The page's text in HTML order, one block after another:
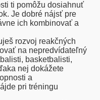
ti pomôžu dosiahnuť
Je dobré nájsť pre
ich kombinovať a
rozvoj reakčných
na nepredvídateľný
basketbalisti,
nej dokážete
a
pri tréningu